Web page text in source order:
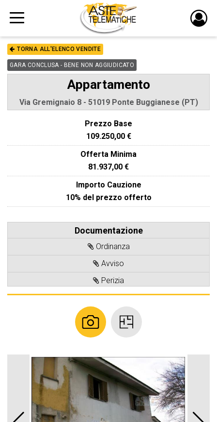
TORNA ALL'ELENCO VENDITE
GARA CONCLUSA - BENE NON AGGIUDICATO
Appartamento
Via Gremignaio 8 - 51019 Ponte Buggianese (PT)
Prezzo Base
109.250,00 €
Offerta Minima
81.937,00 €
Importo Cauzione
10% del prezzo offerto
Documentazione
Ordinanza
Avviso
Perizia